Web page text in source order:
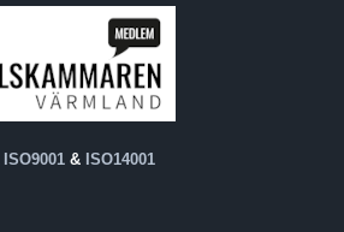
ISO9001 & ISO14001